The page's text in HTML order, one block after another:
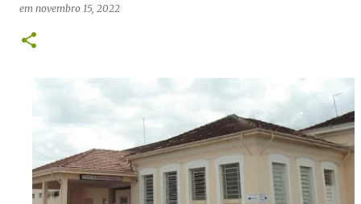
0
em novembro 15, 2022